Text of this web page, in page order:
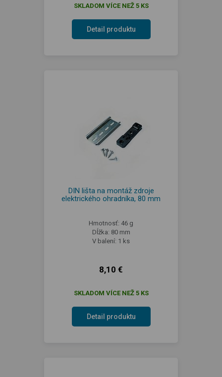
SKLADOM VÍCE NEŽ 5 KS
Detail produktu
DIN lišta na montáž zdroje
elektrického ohradníka, 80 mm
Hmotnosť: 46 g
Dĺžka: 80 mm
V balení: 1 ks
8,10 €
SKLADOM VÍCE NEŽ 5 KS
Detail produktu